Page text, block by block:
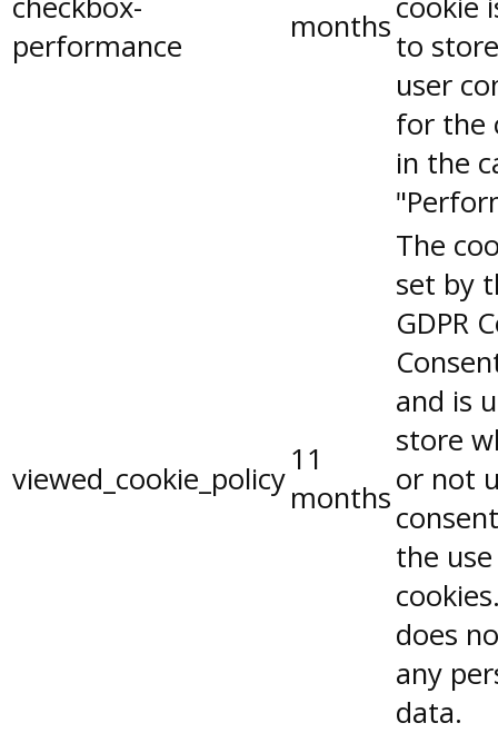
performance
months
to
user
for the
in the
viewed_cookie_policy
11
months
The
set by
GDPR
and is
store
or not
the
does
any
data.